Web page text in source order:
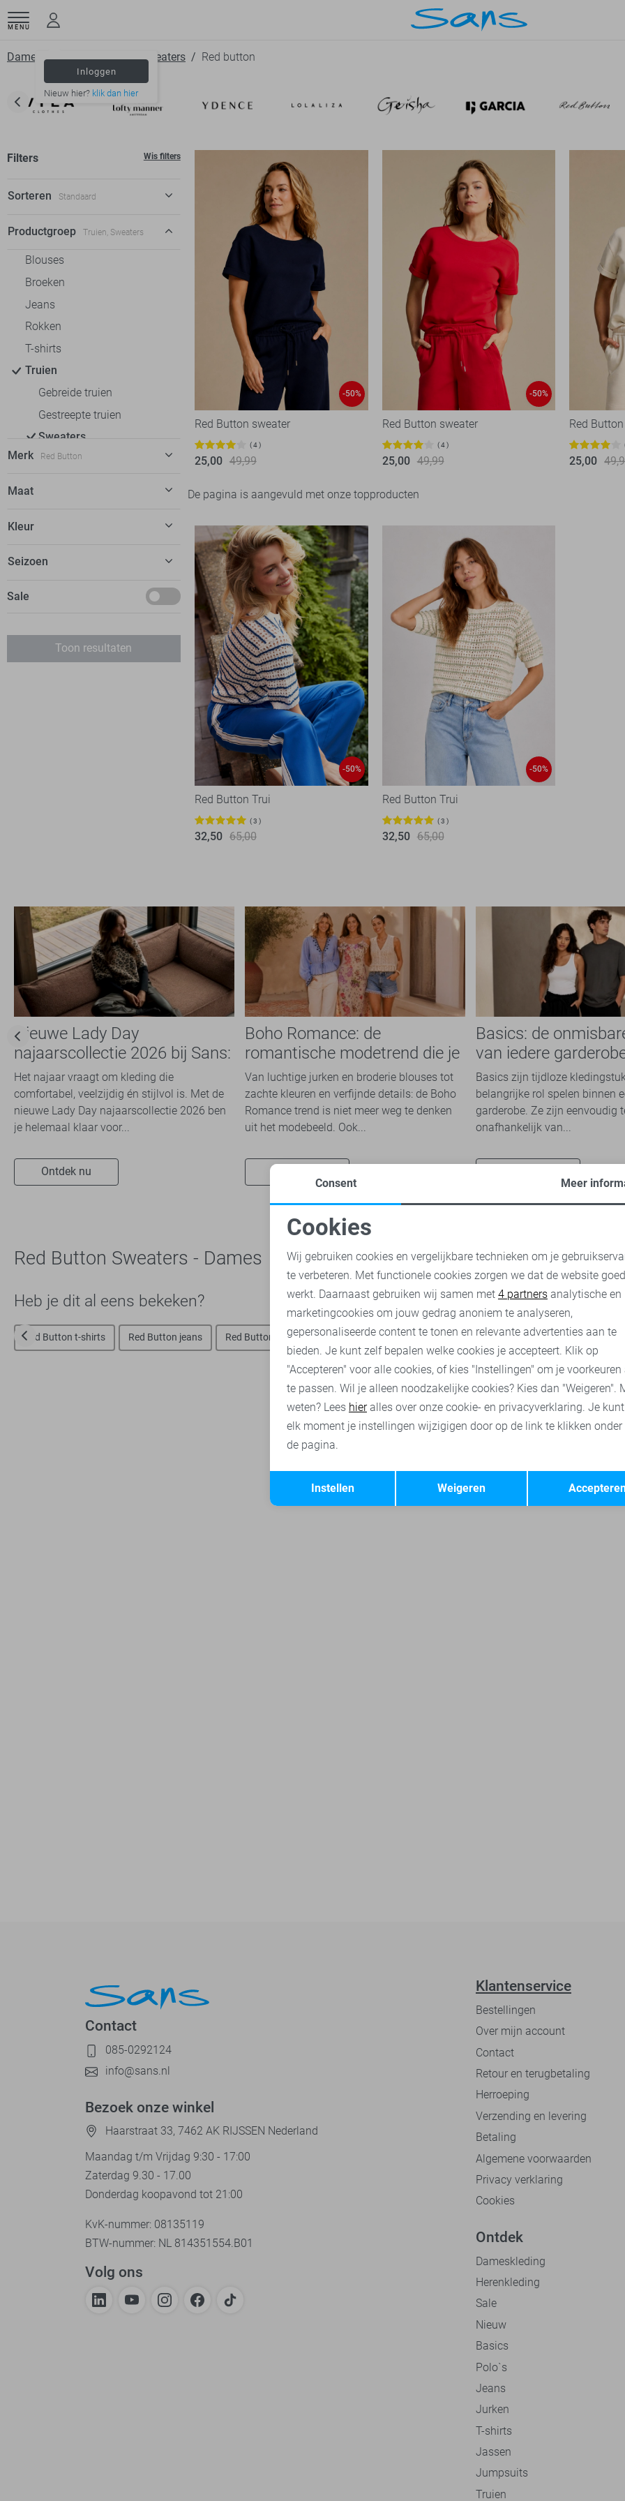
MENU
Inloggen
Nieuw hier? klik dan hier
Dameskleding Truien Sweaters Red button
Filters Wis filters
Sorteren Standaard
Standaard
Productgroep Truien, Sweaters
Blouses
Broeken
Jeans
Rokken
T-shirts
Truien
Gebreide truien
Gestreepte truien
Sweaters
Vesten
Merk Red Button
Calvin Klein 9
Fluresk
Garcia
Harper & Yve
Jacqueline de Yong 86
Refined Department 2
SisterS point 12
Tommy Jeans 12
Vero Moda
Vila
Ydence 2
Maat
XS
XL
Kleur
Beige
Seizoen
Deals
Sale
Toon resultaten
-50%
Red Button sweater
4
25,00 49,99
-50%
Red Button sweater
4
25,00 49,99
Red
25,00
De pagina is aangevuld met onze topproducten
-50%
Red Button Trui
3
32,50 65,00
-50%
Red Button Trui
3
32,50 65,00
Nieuwe Lady Day
najaarscollectie 2026 bij Sans:
stijl en comfort in
travelkwaliteit
Het najaar vraagt om kleding die
comfortabel, veelzijdig én stijlvol is. Met de
nieuwe Lady Day najaarscollectie 2026 ben
je helemaal klaar voor...
Ontdek nu
Boho Romance: de
romantische modetrend die je
dit seizoen overal ziet
Van luchtige jurken en broderie blouses tot
zachte kleuren en verfijnde details: de Boho
Romance trend is niet meer weg te denken
uit het modebeeld. Ook...
Basics: de
van iedere
Basics zijn tijdloze
belangrijke rol spelen binnen
garderobe. Ze zijn eenvoudig
onafhankelijk van...
Red Button Sweaters - Dames
Heb je dit al eens bekeken?
Red Button t-shirts Red Button jeans Red Button broeken Red Button truien Red Button vesten Red Button korte
Contact
085-0292124
info@sans.nl
Bezoek onze winkel
Haarstraat 33, 7462 AK RIJSSEN Nederland
Maandag t/m Vrijdag 9:30 - 17:00
Zaterdag 9.30 - 17.00
Donderdag koopavond tot 21:00
KvK-nummer: 08135119
BTW-nummer: NL 814351554.B01
Volg ons
Klantenservice
Bestellingen
Over mijn account
Contact
Retour en terugbetaling
Herroeping
Verzending en levering
Betaling
Algemene voorwaarden
Privacy verklaring
Cookies
Ontdek
Dameskleding
Herenkleding
Sale
Nieuw
Basics
Polo`s
Jeans
Jurken
T-shirts
Jassen
Jumpsuits
Truien
Noodzakelijke cookies
Analytische cookies Marketing cookies
Terug Opslaan
Consent Meer
Cookies
Wij gebruiken cookies en vergelijkbare technieken om je
te verbeteren. Met functionele cookies zorgen we dat de website goed
werkt. Daarnaast gebruiken wij samen met 4 partners analytische en
marketingcookies om jouw gedrag anoniem te analyseren,
gepersonaliseerde content te tonen en relevante advertenties aan te
bieden. Je kunt zelf bepalen welke cookies je accepteert. Klik op
"Accepteren" voor alle cookies, of kies "Instellingen" om je voorkeuren
te passen. Wil je alleen noodzakelijke cookies? Kies dan "Weigeren".
weten? Lees hieralles over onze cookie- en privacyverklaring. Je
elk moment je instellingen wijzigigen door op de link te klikken onder
de pagina.
Weigeren
Instellen